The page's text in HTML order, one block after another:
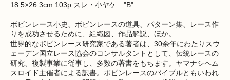
18.5×26.3cm 103p スレ・小ヤケ "B"
ボビンレース小史、ボビンレースの道具、パターン集、レース作
りを成功させるために、組織図、作品解説、ほか。
世界的なボビンレース研究家である著者は、30余年にわたりスウ
ェーデン国立レース協会のコンサルタントとして、伝統レースの
研究、複製事業に従事し、多数の著書をもちます。ヤマナシヘム
スロイド主催者による訳書。ボビンレースのバイブルともいわれ